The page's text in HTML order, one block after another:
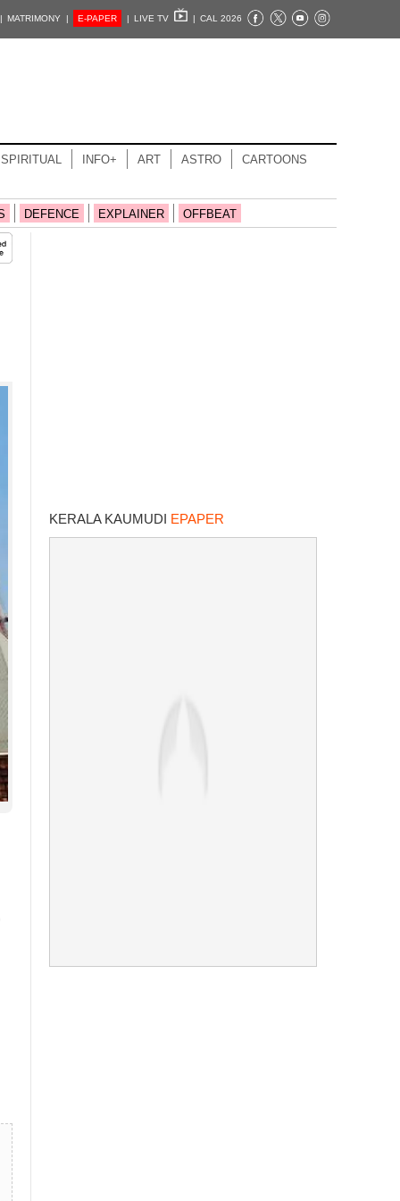
| MATRIMONY | E-PAPER | LIVE TV | CAL 2026
SPIRITUAL INFO+ ART ASTRO CARTOONS
DEFENCE EXPLAINER OFFBEAT
KERALA KAUMUDI EPAPER